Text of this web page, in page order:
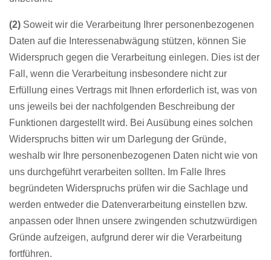
(2) Soweit wir die Verarbeitung Ihrer personenbezogenen
Daten auf die Interessenabwägung stützen, können Sie
Widerspruch gegen die Verarbeitung einlegen. Dies ist der
Fall, wenn die Verarbeitung insbesondere nicht zur
Erfüllung eines Vertrags mit Ihnen erforderlich ist, was von
uns jeweils bei der nachfolgenden Beschreibung der
Funktionen dargestellt wird. Bei Ausübung eines solchen
Widerspruchs bitten wir um Darlegung der Gründe,
weshalb wir Ihre personenbezogenen Daten nicht wie von
uns durchgeführt verarbeiten sollten. Im Falle Ihres
begründeten Widerspruchs prüfen wir die Sachlage und
werden entweder die Datenverarbeitung einstellen bzw.
anpassen oder Ihnen unsere zwingenden schutzwürdigen
Gründe aufzeigen, aufgrund derer wir die Verarbeitung
fortführen.